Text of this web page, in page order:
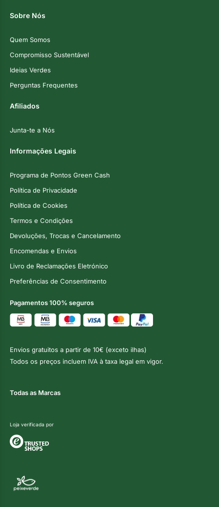
Sobre Nós
Quem Somos
Compromisso Sustentável
Ideias Verdes
Perguntas Frequentes
Afiliados
Junta-te a Nós
Informações Legais
Programa de Pontos Green Cash
Política de Privacidade
Política de Cookies
Termos e Condições
Devoluções, Trocas e Cancelamento
Encomendas e Envios
Livro de Reclamações Eletrónico
Preferências de Consentimento
Pagamentos 100% seguros
Envios gratuitos a partir de 10€ (exceto ilhas)
Todos os preços incluem IVA à taxa legal em vigor.
Todas as Marcas
Loja verificada por